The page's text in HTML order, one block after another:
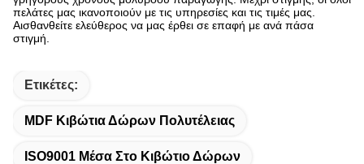
πελάτες μας ικανοποιούν με τις υπηρεσίες και τις τιμές μας.
Αισθανθείτε ελεύθερος να μας έρθει σε επαφή με ανά πάσα
στιγμή.
Ετικέτες:
MDF Κιβώτια Δώρων Πολυτέλειας
ISO9001 Μέσα Στο Κιβώτιο Δώρων